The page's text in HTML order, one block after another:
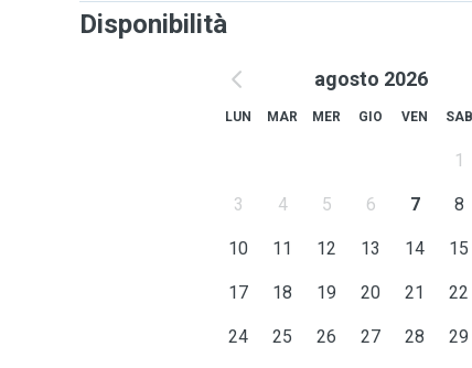
Disponibilità
agosto 2026
LUN MAR MER GIO VEN SAB
1
3 4 5 6 7 8
10 11 12 13 14 15
17 18 19 20 21 22
24 25 26 27 28 29